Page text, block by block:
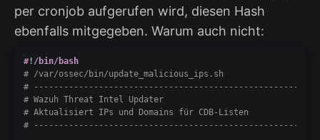
per cronjob aufgerufen wird, diesen Hash
ebenfalls mitgegeben. Warum auch nicht:
#!/bin/bash
# /var/ossec/bin/update_malicious_ips.sh
# ---------------------------------------------------------
# Wazuh Threat Intel Updater
# Aktualisiert IPs und Domains für CDB-Listen
# ---------------------------------------------------------